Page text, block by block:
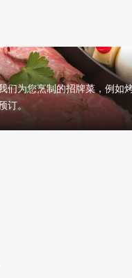
们为您烹制的招牌菜，例如
订。